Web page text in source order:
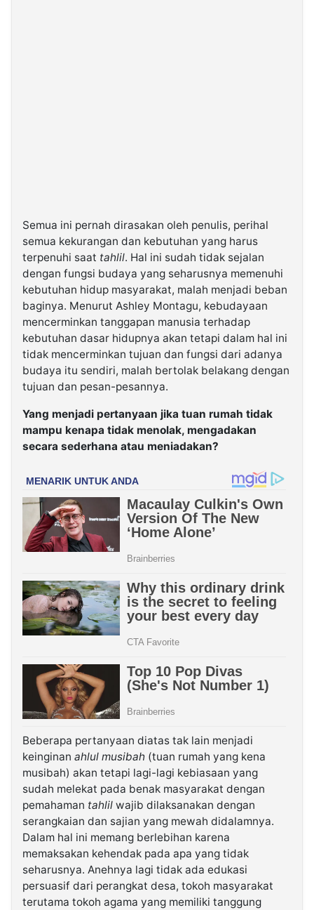
Semua ini pernah dirasakan oleh penulis, perihal
semua kekurangan dan kebutuhan yang harus
terpenuhi saat tahlil. Hal ini sudah tidak sejalan
dengan fungsi budaya yang seharusnya memenuhi
kebutuhan hidup masyarakat, malah menjadi beban
baginya. Menurut Ashley Montagu, kebudayaan
mencerminkan tanggapan manusia terhadap
kebutuhan dasar hidupnya akan tetapi dalam hal ini
tidak mencerminkan tujuan dan fungsi dari adanya
budaya itu sendiri, malah bertolak belakang dengan
tujuan dan pesan-pesannya.
Yang menjadi pertanyaan jika tuan rumah tidak
mampu kenapa tidak menolak, mengadakan
secara sederhana atau meniadakan?
Beberapa pertanyaan diatas tak lain menjadi
keinginan ahlul musibah (tuan rumah yang kena
musibah) akan tetapi lagi-lagi kebiasaan yang
sudah melekat pada benak masyarakat dengan
pemahaman tahlil wajib dilaksanakan dengan
serangkaian dan sajian yang mewah didalamnya.
Dalam hal ini memang berlebihan karena
memaksakan kehendak pada apa yang tidak
seharusnya. Anehnya lagi tidak ada edukasi
persuasif dari perangkat desa, tokoh masyarakat
terutama tokoh agama yang memiliki tanggung